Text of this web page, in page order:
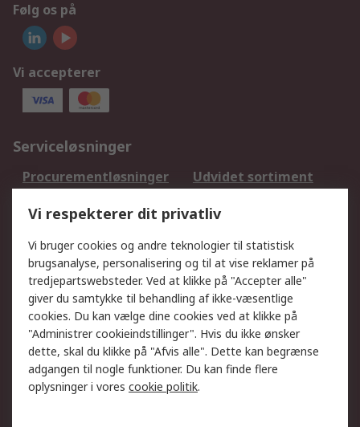
Følg os på
Vi accepterer
Serviceløsninger
Procurementløsninger
Udvidet sortiment
DesignSpark
Teknisk Support
Dit lokale salgsteam
Eksportløsninger
Support
Få hjælp
Returnering
Levering
Spor min ordre
Fakturakopi
Betalingsmuligheder
Fordele med Mit RS
Okdo
Vi respekterer dit privatliv
Vi bruger cookies og andre teknologier til statistisk
brugsanalyse, personalisering og til at vise reklamer på
tredjepartswebsteder. Ved at klikke på "Accepter alle"
giver du samtykke til behandling af ikke-væsentlige
cookies. Du kan vælge dine cookies ved at klikke på
"Administrer cookieindstillinger". Hvis du ikke ønsker
dette, skal du klikke på "Afvis alle". Dette kan begrænse
adgangen til nogle funktioner. Du kan finde flere
oplysninger i vores cookie politik.